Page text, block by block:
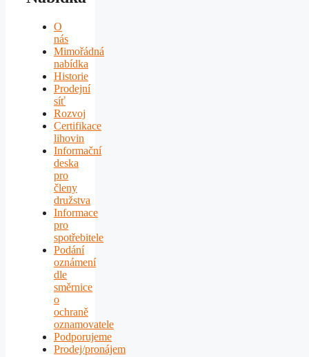
O
nás
Mimořádná
nabídka
Historie
Prodejní
síť
Rozvoj
Certifikace
lihovin
Informační
deska
pro
členy
družstva
Informace
pro
spotřebitele
Podání
oznámení
dle
směrnice
o
ochraně
oznamovatele
Podporujeme
Prodej/pronájem